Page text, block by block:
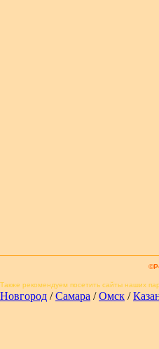
Также рекомендуем посетить сайты наших
Новгород /Самара /Омск /